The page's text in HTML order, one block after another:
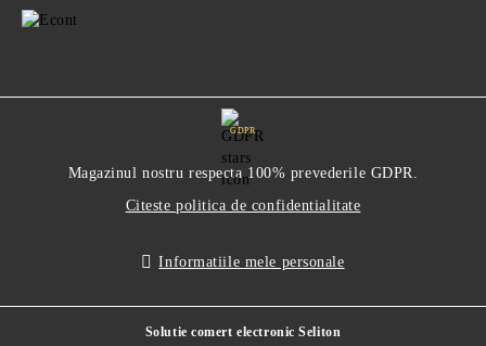
GDPR
Magazinul nostru respecta 100% prevederile GDPR.
Citeste politica de confidentialitate
Informatiile mele personale
Solutie comert electronic Seliton